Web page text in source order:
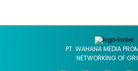
PT. WAHANA MEDIA
NETWORKING OF